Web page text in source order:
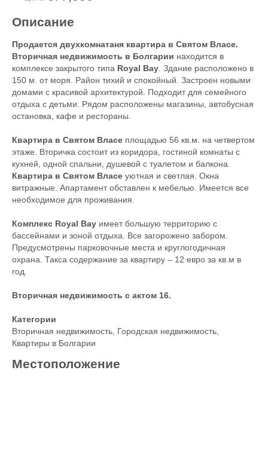
Описание
Продается двухкомнатаня квартира в Святом Власе.
Вторичная недвижимость в Болгарии находится в
комплексе закрытого типа Royal Bay. Здание расположено в
150 м. от моря. Район тихий и спокойный. Застроен новыми
домами с красивой архитектурой. Подходит для семейного
отдыха с детьми. Рядом расположены магазины, автобусная
остановка, кафе и рестораны.
Квартира в Святом Власе площадью 56 кв.м. на четвертом
этаже. Вторичка состоит из коридора, гостиной комнаты с
кухней, одной спальни, душевой с туалетом и балкона.
Квартира в Святом Власе уютная и светлая. Окна
витражные. Апартамент обставлен к мебелью. Имеется все
необходимое для проживания.
Комплекс Royal Bay имеет большую территорию с
бассейнами и зоной отдыха. Все загорожено забором.
Предусмотрены парковочные места и круглогодичная
охрана. Такса содержание за квартиру – 12 евро за кв.м в
год.
Вторичная недвижимость с актом 16.
Категории
Вторичная недвижимость, Городская недвижимость,
Квартиры в Болгарии
Местоположение